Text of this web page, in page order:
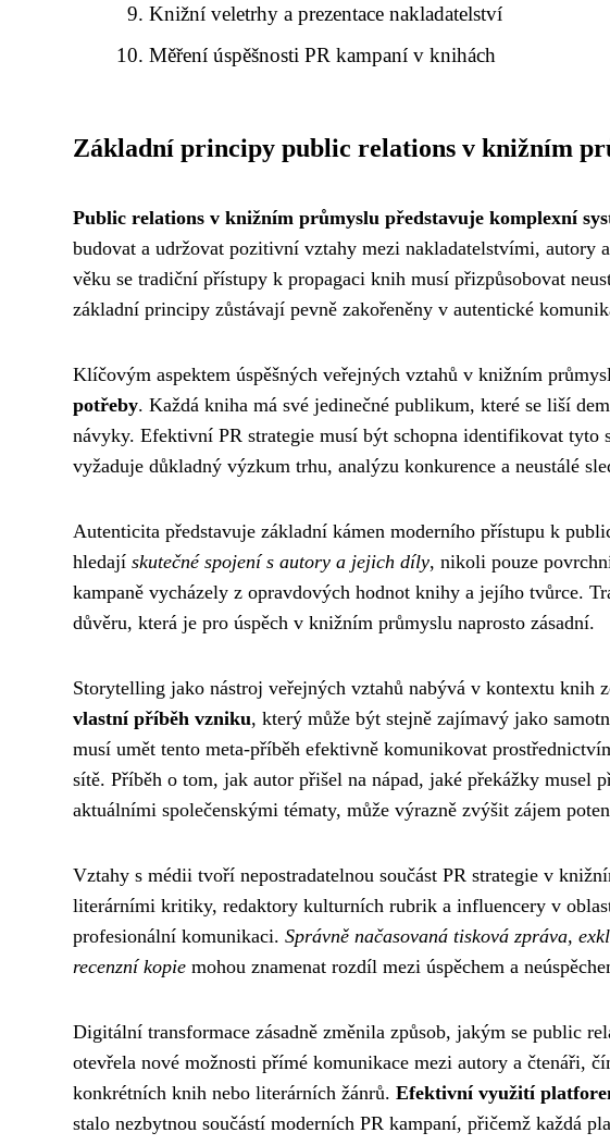
Knižní veletrhy a prezentace nakladatelství
Měření úspěšnosti PR kampaní v knihách
Základní principy public relations v knižním
Public relations v knižním průmyslu představuje komplexní
budovat a udržovat pozitivní vztahy mezi nakladatelstvími,
věku se tradiční přístupy k propagaci knih musí přizpůsobovat
základní principy zůstávají pevně zakořeněny v autentické
Klíčovým aspektem úspěšných veřejných vztahů v knižním
potřeby. Každá kniha má své jedinečné publikum, které se liší
návyky. Efektivní PR strategie musí být schopna identifikovat
vyžaduje důkladný výzkum trhu, analýzu konkurence a neustálé
Autenticita představuje základní kámen moderního přístupu k
hledají skutečné spojení s autory a jejich díly, nikoli pouze
kampaně vycházely z opravdových hodnot knihy a jejího tvůrce.
důvěru, která je pro úspěch v knižním průmyslu naprosto zásadní.
Storytelling jako nástroj veřejných vztahů nabývá v kontextu knih
vlastní příběh vzniku, který může být stejně zajímavý jako
musí umět tento meta-příběh efektivně komunikovat
sítě. Příběh o tom, jak autor přišel na nápad, jaké překážky musel
aktuálními společenskými tématy, může výrazně zvýšit zájem
Vztahy s médii tvoří nepostradatelnou součást PR strategie v
literárními kritiky, redaktory kulturních rubrik a influencery v
profesionální komunikaci. Správně načasovaná tisková zpráva,
recenzní kopie mohou znamenat rozdíl mezi úspěchem a
Digitální transformace zásadně změnila způsob, jakým se public
otevřela nové možnosti přímé komunikace mezi autory a čtenáři,
konkrétních knih nebo literárních žánrů. Efektivní využití
stalo nezbytnou součástí moderních PR kampaní, přičemž každá